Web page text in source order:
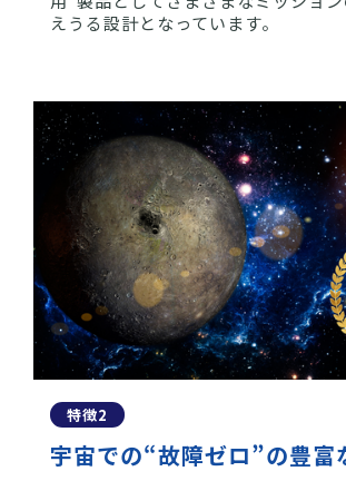
えうる設計となっています。
特徴2
宇宙での“故障ゼロ”の豊富